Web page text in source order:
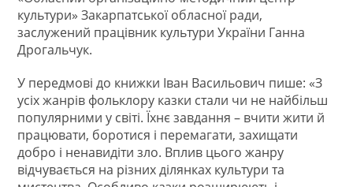
культури» Закарпатської обласної ради,
заслужений працівник культури України Ганна
Дрогальчук.
У передмові до книжки Іван Васильович пише: «З
усіх жанрів фольклору казки стали чи не найбільш
популярними у світі. Їхнє завдання – вчити жити й
працювати, боротися і перемагати, захищати
добро і ненавидіти зло. Вплив цього жанру
відчувається на різних ділянках культури та